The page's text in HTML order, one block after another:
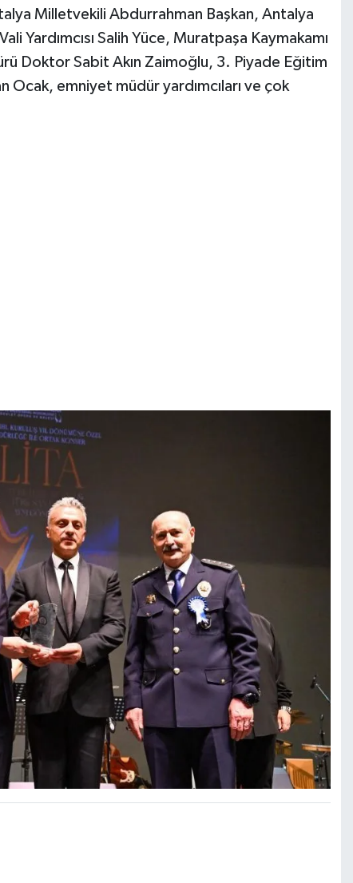
Milletvekili Abdurrahman Başkan, Antalya
Yardımcısı Salih Yüce, Muratpaşa Kaymakamı
Doktor Sabit Akın Zaimoğlu, 3. Piyade Eğitim
Ocak, emniyet müdür yardımcıları ve çok